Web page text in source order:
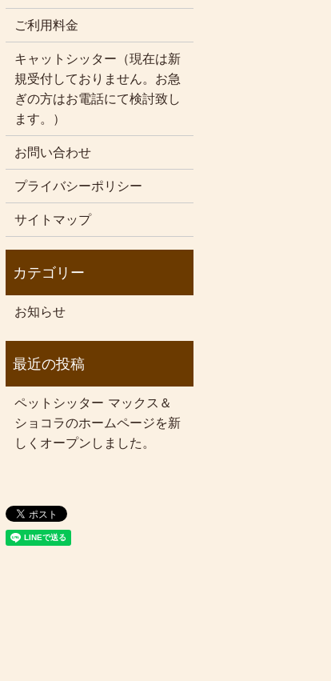
ご利用料金
キャットシッター（現在は新
規受付しておりません。お急
ぎの方はお電話にて検討致し
ます。）
お問い合わせ
プライバシーポリシー
サイトマップ
お知らせ
ペットシッター マックス＆
ショコラのホームページを新
しくオープンしました。